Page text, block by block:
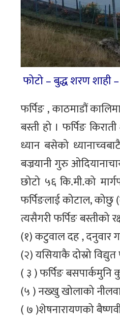
फोटो – बुद्ध शरण शाही –
फर्पिङ , काठमाडौं
बस्ती हो । फर्पिङ
ध्यान बसेको
बज्रयानी गुरु
छोटो ५६ कि.मी.को
फर्पिङलाई कोटाल, कोछु
त्यसैगरी फर्पिङ बस्तीको
(१) कटुवाल दह , दनुवार
(२) यसियाकै दोस्रो
( ३ ) फर्पिङ बसपार्कमुनि
(५ ) नख्खु खोलाको
( ७ )शेषनारायणको